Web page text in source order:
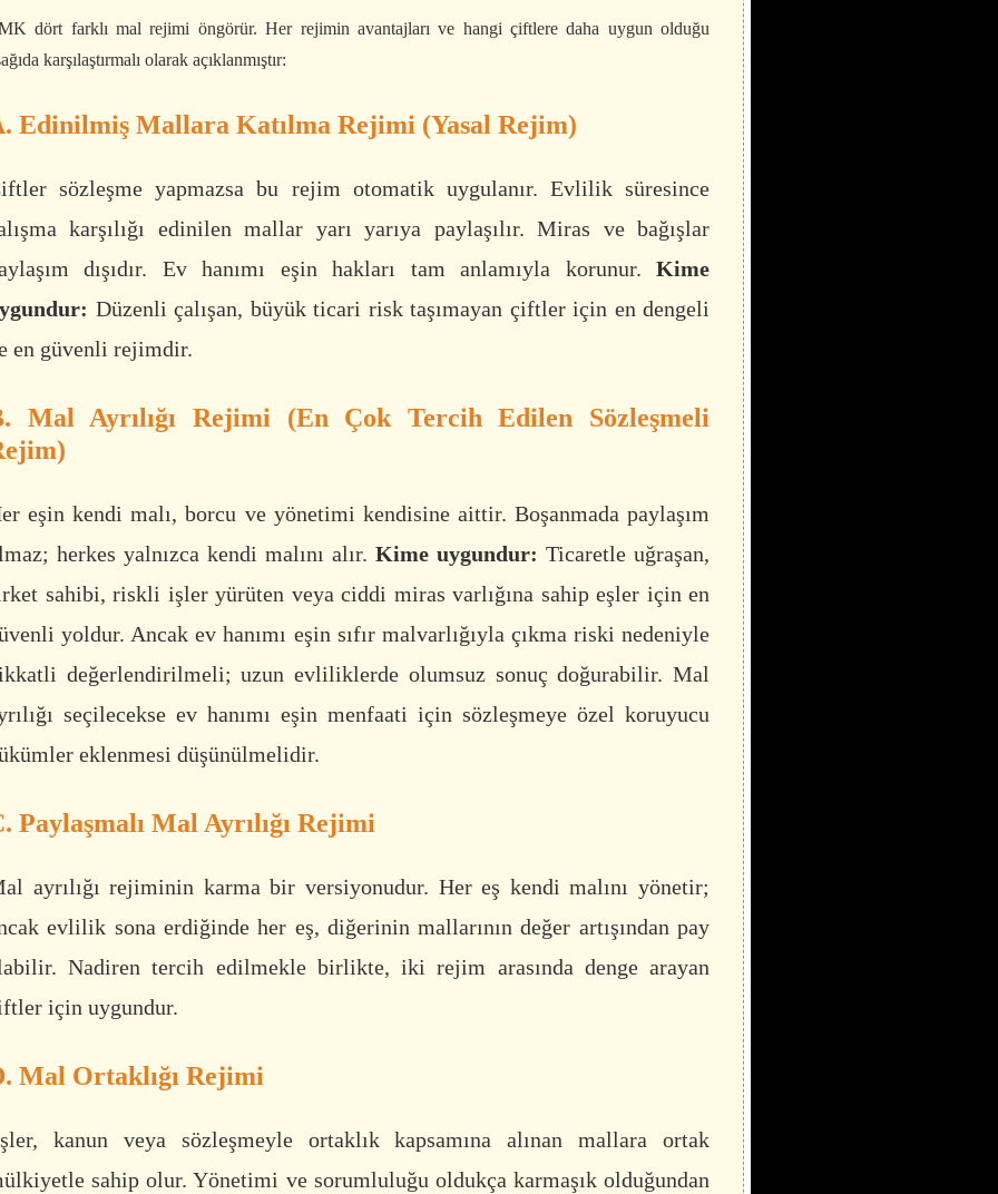
dört farklı mal rejimi öngörür. Her rejimin avantajları ve hangi çiftlere daha uygun olduğu
karşılaştırmalı olarak açıklanmıştır:
Edinilmiş Mallara Katılma Rejimi (Yasal Rejim)
sözleşme yapmazsa bu rejim otomatik uygulanır. Evlilik süresince
karşılığı edinilen mallar yarı yarıya paylaşılır. Miras ve bağışlar
dışıdır. Ev hanımı eşin hakları tam anlamıyla korunur. Kime
Düzenli çalışan, büyük ticari risk taşımayan çiftler için en dengeli
en güvenli rejimdir.
Mal Ayrılığı Rejimi (En Çok Tercih Edilen Sözleşmeli
eşin kendi malı, borcu ve yönetimi kendisine aittir. Boşanmada paylaşım
herkes yalnızca kendi malını alır. Kime uygundur: Ticaretle uğraşan,
sahibi, riskli işler yürüten veya ciddi miras varlığına sahip eşler için en
yoldur. Ancak ev hanımı eşin sıfır malvarlığıyla çıkma riski nedeniyle
değerlendirilmeli; uzun evliliklerde olumsuz sonuç doğurabilir. Mal
seçilecekse ev hanımı eşin menfaati için sözleşmeye özel koruyucu
eklenmesi düşünülmelidir.
Paylaşmalı Mal Ayrılığı Rejimi
ayrılığı rejiminin karma bir versiyonudur. Her eş kendi malını yönetir;
evlilik sona erdiğinde her eş, diğerinin mallarının değer artışından pay
Nadiren tercih edilmekle birlikte, iki rejim arasında denge arayan
için uygundur.
Mal Ortaklığı Rejimi
kanun veya sözleşmeyle ortaklık kapsamına alınan mallara ortak
sahip olur. Yönetimi ve sorumluluğu oldukça karmaşık olduğundan